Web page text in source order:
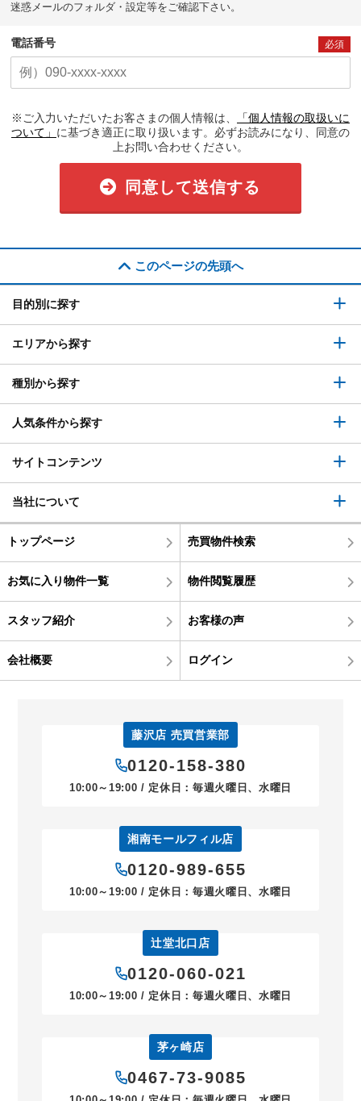
迷惑メールのフォルダ・設定等をご確認下さい。
電話番号 必須
※ご入力いただいたお客さまの個人情報は、
「個人情報の取扱いに
ついて」 に基づき適正に取り扱います。必ずお読みになり、同意の
上お問い合わせください。
同意して送信する
このページの先頭へ
目的別に探す
エリアから探す
種別から探す
人気条件から探す
サイトコンテンツ
当社について
トップページ 売買物件検索
お気に入り物件一覧 物件閲覧履歴
スタッフ紹介 お客様の声
会社概要 ログイン
藤沢店 売買営業部
0120-158-380
10:00～19:00 / 定休日：毎週火曜日、水曜日
湘南モールフィル店
0120-989-655
10:00～19:00 / 定休日：毎週火曜日、水曜日
辻堂北口店
0120-060-021
10:00～19:00 / 定休日：毎週火曜日、水曜日
茅ヶ崎店
0467-73-9085